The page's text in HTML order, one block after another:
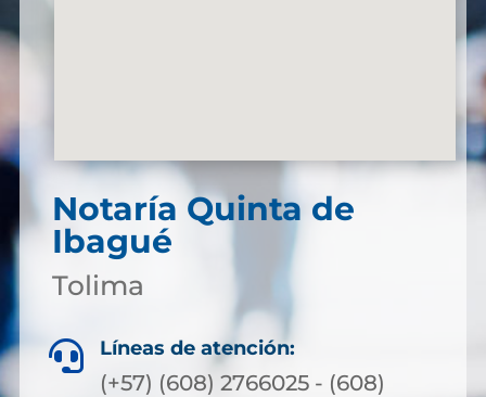
Notaría Quinta de
Ibagué
Tolima
 Líneas de atención:
(+57) (608) 2766025 - (608)